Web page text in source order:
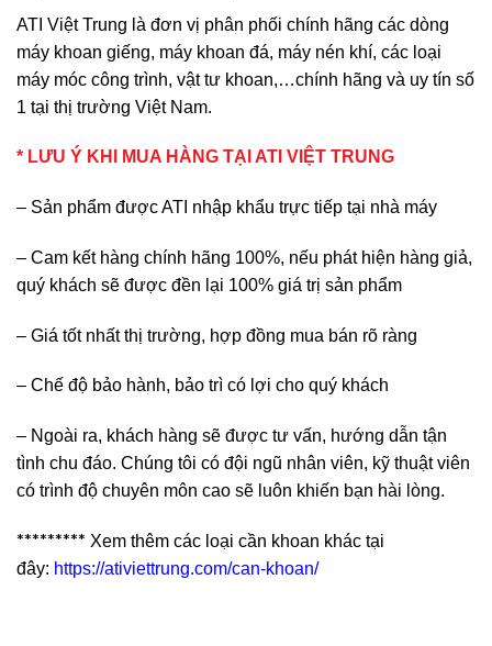
ATI Việt Trung là đơn vị phân phối chính hãng các dòng
máy khoan giếng, máy khoan đá, máy nén khí, các loại
máy móc công trình, vật tư khoan,…chính hãng và uy tín số
1 tại thị trường Việt Nam.
* LƯU Ý KHI MUA HÀNG TẠI ATI VIỆT TRUNG
– Sản phẩm được ATI nhập khẩu trực tiếp tại nhà máy
– Cam kết hàng chính hãng 100%, nếu phát hiện hàng giả,
quý khách sẽ được đền lại 100% giá trị sản phẩm
– Giá tốt nhất thị trường, hợp đồng mua bán rõ ràng
– Chế độ bảo hành, bảo trì có lợi cho quý khách
– Ngoài ra, khách hàng sẽ được tư vấn, hướng dẫn tận
tình chu đáo. Chúng tôi có đội ngũ nhân viên, kỹ thuật viên
có trình độ chuyên môn cao sẽ luôn khiến bạn hài lòng.
********* Xem thêm các loại cần khoan khác tại
đây: https://ativiettrung.com/can-khoan/